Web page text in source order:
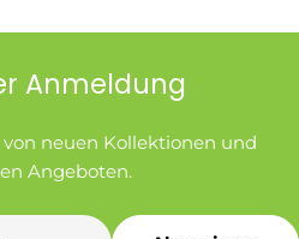
Anmeldung
von neuen Kollektionen und
Angeboten.